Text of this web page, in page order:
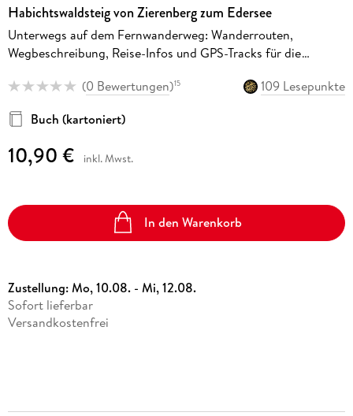
Habichtswaldsteig von Zierenberg zum Edersee
Unterwegs auf dem Fernwanderweg: Wanderrouten,
Wegbeschreibung, Reise-Infos und GPS-Tracks für die
(0 Bewertungen)15
109 Lesepunkte
Buch (kartoniert)
10,90 € inkl. Mwst.
In den Warenkorb
Zustellung:Mo, 10.08. - Mi, 12.08.
Sofort lieferbar
Versandkostenfrei